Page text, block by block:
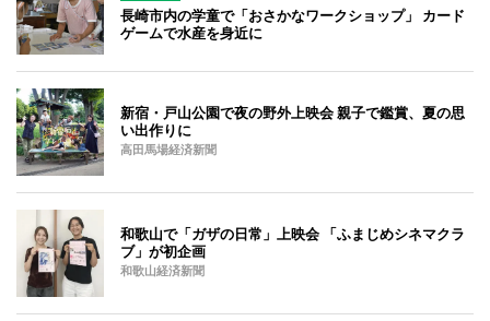
長崎市内の学童で「おさかなワークショップ」 カード
ゲームで水産を身近に
新宿・戸山公園で夜の野外上映会 親子で鑑賞、夏の思
い出作りに
高田馬場経済新聞
和歌山で「ガザの日常」上映会 「ふまじめシネマクラ
ブ」が初企画
和歌山経済新聞